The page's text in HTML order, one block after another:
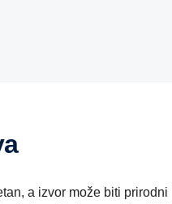
a izvor može biti